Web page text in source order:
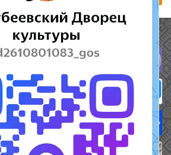
ссылки